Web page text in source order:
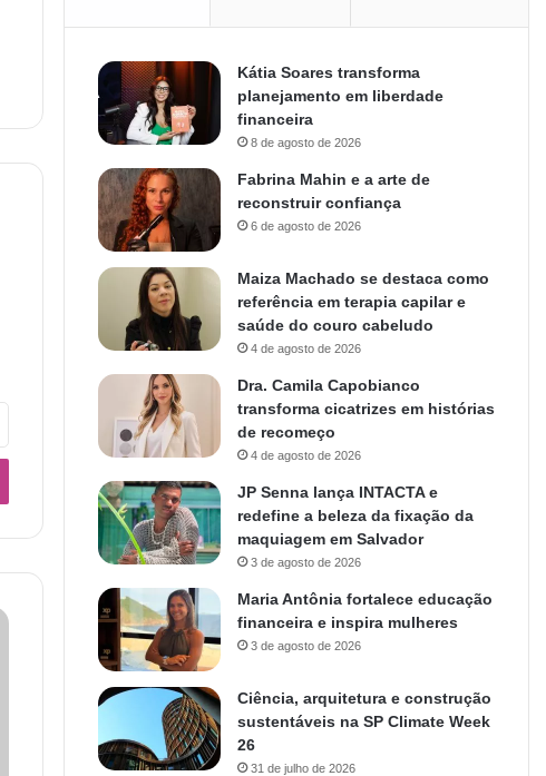
Kátia Soares transforma
planejamento em liberdade
financeira
8 de agosto de 2026
Fabrina Mahin e a arte de
reconstruir confiança
6 de agosto de 2026
Maiza Machado se destaca como
referência em terapia capilar e
saúde do couro cabeludo
4 de agosto de 2026
Dra. Camila Capobianco
transforma cicatrizes em histórias
de recomeço
4 de agosto de 2026
JP Senna lança INTACTA e
redefine a beleza da fixação da
maquiagem em Salvador
3 de agosto de 2026
Maria Antônia fortalece educação
financeira e inspira mulheres
3 de agosto de 2026
Ciência, arquitetura e construção
sustentáveis na SP Climate Week
26
31 de julho de 2026